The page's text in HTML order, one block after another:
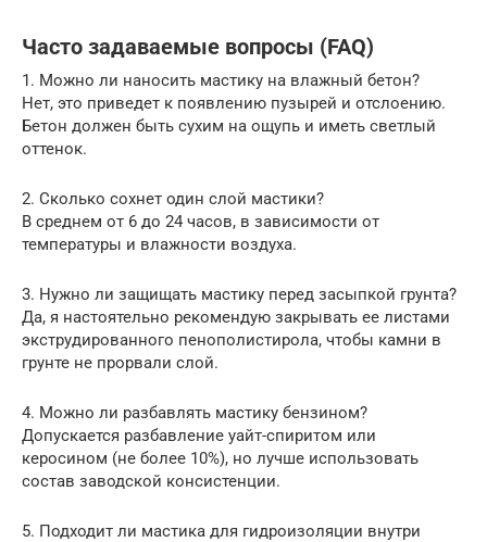
Часто задаваемые вопросы (FAQ)
1. Можно ли наносить мастику на влажный бетон?
Нет, это приведет к появлению пузырей и отслоению.
Бетон должен быть сухим на ощупь и иметь светлый
оттенок.
2. Сколько сохнет один слой мастики?
В среднем от 6 до 24 часов, в зависимости от
температуры и влажности воздуха.
3. Нужно ли защищать мастику перед засыпкой грунта?
Да, я настоятельно рекомендую закрывать ее листами
экструдированного пенополистирола, чтобы камни в
грунте не прорвали слой.
4. Можно ли разбавлять мастику бензином?
Допускается разбавление уайт-спиритом или
керосином (не более 10%), но лучше использовать
состав заводской консистенции.
5. Подходит ли мастика для гидроизоляции внутри